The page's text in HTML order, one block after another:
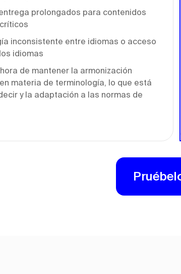
prolongados para contenidos
inconsistente entre idiomas o acceso
idiomas
de mantener la armonización
materia de terminología, lo que está
y la adaptación a las normas de